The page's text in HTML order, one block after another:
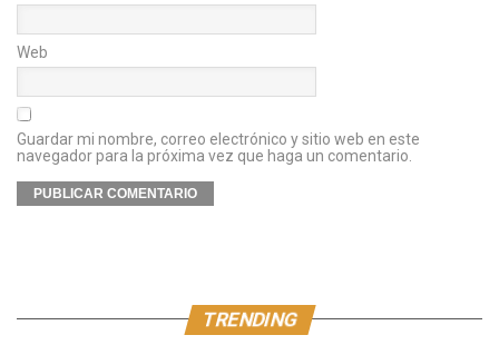
Web
Guardar mi nombre, correo electrónico y sitio web en este
navegador para la próxima vez que haga un comentario.
TRENDING